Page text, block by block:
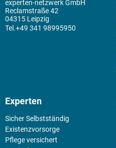
experten-netzwerk GmbH
Reclamstraße 42
04315 Leipzig
+49 341 98995950
Experten
Sicher Selbstständig
Existenz­vorsorge
Pflege versichert